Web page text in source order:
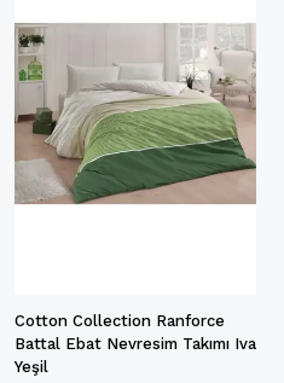
Cotton Collection Ranforce
Battal Ebat Nevresim Takımı Iva
Yeşil